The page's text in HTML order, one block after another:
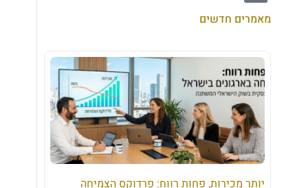
מאמרים חדשים
יותר מכירות, פחות רווח: פרדוקס הצמיחה